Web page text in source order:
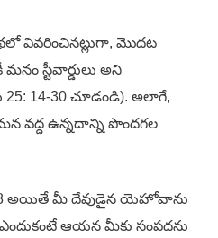
వివరించినట్లుగా, మొదట
స్టీవార్డులు అని
14-30 చూడండి). అలాగే,
వద్ద ఉన్నదాన్ని పొందగల
అయితే మీ దేవుడైన యెహోవాను
ఎందుకంటే ఆయన మీకు సంపదను